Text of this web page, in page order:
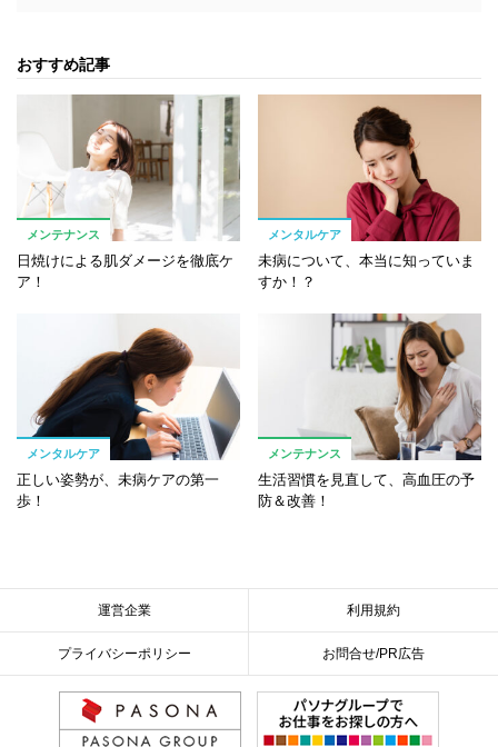
おすすめ記事
メンテナンス
日焼けによる肌ダメージを徹底ケ
ア！
メンタルケア
未病について、本当に知っていま
すか！？
メンタルケア
正しい姿勢が、未病ケアの第一
歩！
メンテナンス
生活習慣を見直して、高血圧の予
防＆改善！
運営企業 利用規約
プライバシーポリシー お問合せ/PR広告